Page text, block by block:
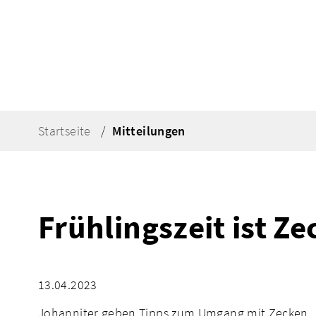
Startseite Mitteilungen
Frühlingszeit ist
13.04.2023